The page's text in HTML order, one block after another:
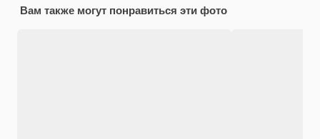
Вам также могут понравиться эти фото